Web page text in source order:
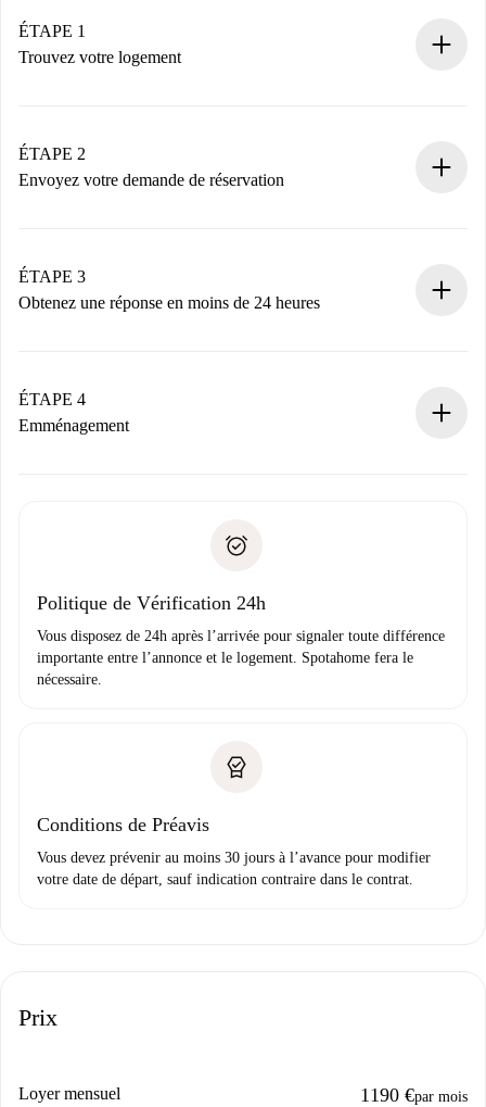
ÉTAPE 1
Trouvez votre logement
Vous disposez à l’avance de toutes les informations
nécessaires.
ÉTAPE 2
Envoyez votre demande de réservation
Nous ne vous facturerons rien tant que le propriétaire
n’aura pas accepté.
ÉTAPE 3
Obtenez une réponse en moins de 24 heures
contact avec le propriétaire.
Si refusé : aucun prélèvement et nous vous proposerons
Justificatif de solvabilité
ÉTAPE 4
Emménagement
uniquement si aucun problème n'est signalé.
Politique de Vérification 24h
Vous disposez de 24h après l’arrivée pour signaler toute différence
importante entre l’annonce et le logement. Spotahome fera le
nécessaire.
Conditions de Préavis
Vous devez prévenir au moins 30 jours à l’avance pour modifier
votre date de départ, sauf indication contraire dans le contrat.
Prix
Loyer mensuel 1190 €par mois